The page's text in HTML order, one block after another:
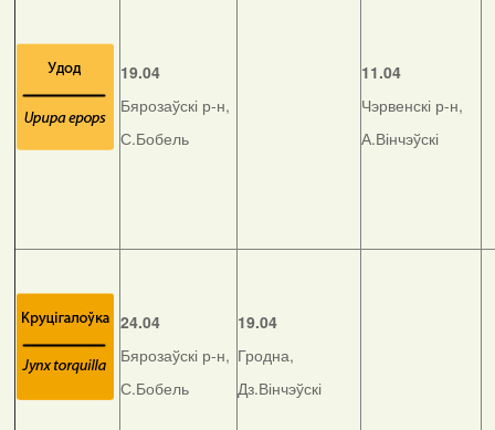
19.04
Бярозаўскі р-н,
С.Бобель
11.04
Чэрвенскі р-н,
А.Вінчэўскі
24.04
Бярозаўскі р-н,
С.Бобель
19.04
Гродна,
Дз.Вінчэўскі